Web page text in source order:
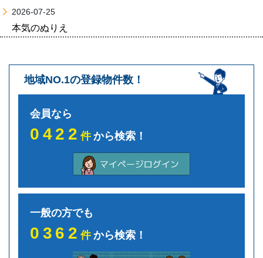
2026-07-25
本気のぬりえ
地域NO.1の登録物件数！
会員なら
0422件から検索！
一般の方でも
0362件から検索！